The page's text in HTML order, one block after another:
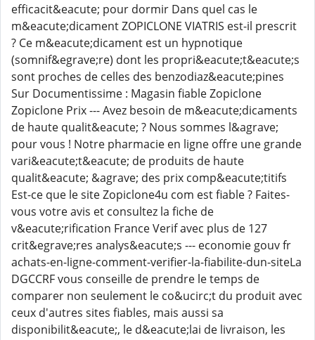
efficacit&eacute; pour dormir Dans quel cas le
m&eacute;dicament ZOPICLONE VIATRIS est-il prescrit
? Ce m&eacute;dicament est un hypnotique
(somnif&egrave;re) dont les propri&eacute;t&eacute;s
sont proches de celles des benzodiaz&eacute;pines
Sur Documentissime : Magasin fiable Zopiclone
Zopiclone Prix --- Avez besoin de m&eacute;dicaments
de haute qualit&eacute; ? Nous sommes l&agrave;
pour vous ! Notre pharmacie en ligne offre une grande
vari&eacute;t&eacute; de produits de haute
qualit&eacute; &agrave; des prix comp&eacute;titifs
Est-ce que le site Zopiclone4u com est fiable ? Faites-
vous votre avis et consultez la fiche de
v&eacute;rification France Verif avec plus de 127
crit&egrave;res analys&eacute;s --- economie gouv fr
achats-en-ligne-comment-verifier-la-fiabilite-dun-siteLa
DGCCRF vous conseille de prendre le temps de
comparer non seulement le co&ucirc;t du produit avec
ceux d'autres sites fiables, mais aussi sa
disponibilit&eacute;, le d&eacute;lai de livraison, les